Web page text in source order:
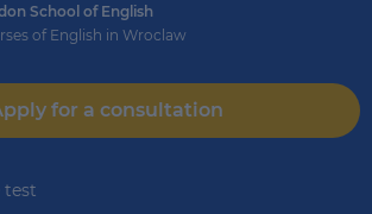
School of English
of English in Wroclaw
for a consultation
test